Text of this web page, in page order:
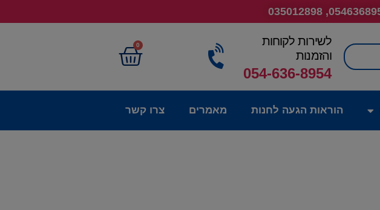
חיפוש
לשירות לקוחות
והזמנות
054-636-8954
0
הוראות הגעה לחנות מאמרים צרו קשר